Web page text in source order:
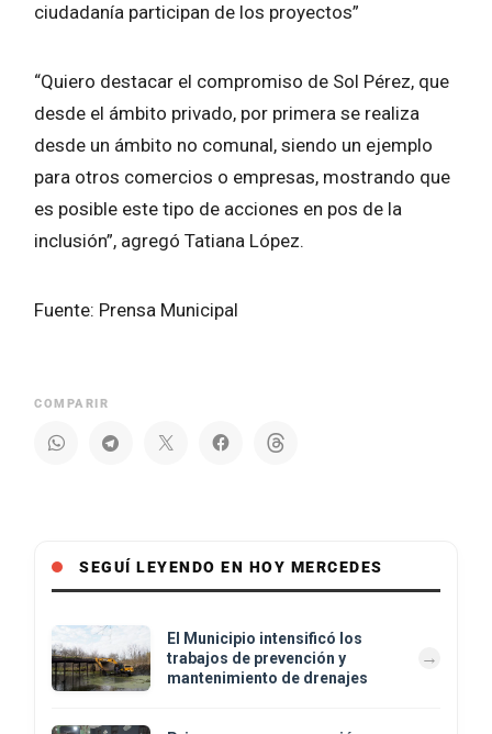
ciudadanía participan de los proyectos”
“Quiero destacar el compromiso de Sol Pérez, que
desde el ámbito privado, por primera se realiza
desde un ámbito no comunal, siendo un ejemplo
para otros comercios o empresas, mostrando que
es posible este tipo de acciones en pos de la
inclusión”, agregó Tatiana López.
Fuente: Prensa Municipal
COMPARIR
SEGUÍ LEYENDO EN HOY MERCEDES
El Municipio intensificó los
trabajos de prevención y
mantenimiento de drenajes